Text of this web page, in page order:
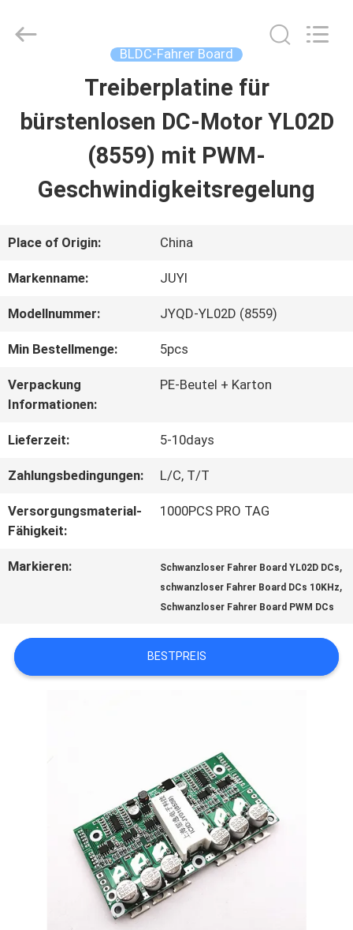
STARTSEITE
PRODUKTE
VIDEOS
FABRIK
TOUR
QUALITÄTSKONTROLLE
KONTAKT
NACHRICHTEN
FÄLLE
DATENSCHUTZRICHTLINIE
Shell
Motor
BLDC-Fahrer Board
Treiberplatine für
bürstenlosen DC-Motor YL02D
(8559) mit PWM-
Geschwindigkeitsregelung
Place of Origin: China
Markenname: JUYI
Modellnummer: JYQD-YL02D (8559)
Min Bestellmenge: 5pcs
Verpackung
Informationen:
PE-Beutel + Karton
Lieferzeit: 5-10days
Zahlungsbedingungen: L/C, T/T
Versorgungsmaterial-
Fähigkeit:
1000PCS PRO TAG
Markieren: Schwanzloser Fahrer Board YL02D DCs,
schwanzloser Fahrer Board DCs 10KHz,
Schwanzloser Fahrer Board PWM DCs
BESTPREIS